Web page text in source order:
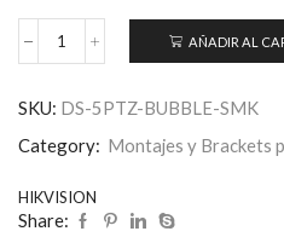
AÑADIR AL
SKU: DS-5PTZ-BUBBLE-SMK
Category: Montajes y Brackets
HIKVISION
Share: